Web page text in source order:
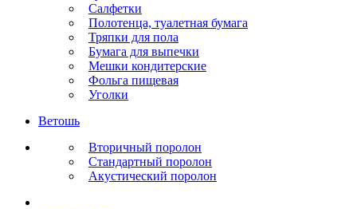
Салфетки
Полотенца, туалетная бумага
Тряпки для пола
Бумага для выпечки
Мешки кондитерские
Фольга пищевая
Уголки
Ветошь
Вторичный поролон
Стандартный поролон
Акустический поролон